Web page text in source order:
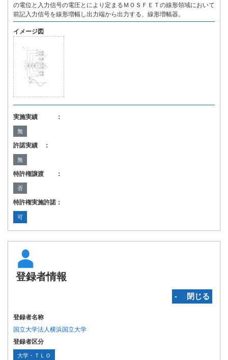
の電位と入力信号の電圧とにより定まるＭＯＳＦＥＴの線形領域において
前記入力信号を線形増幅し出力端から出力する、線形増幅器。
イメージ図
実施実績 ：
無
許諾実績 ：
無
特許権譲渡 ：
否
特許権実施許諾：
可
登録者情報
‐ 閉じる
登録者名称
国立大学法人横浜国立大学
登録者区分
大学・ＴＬＯ